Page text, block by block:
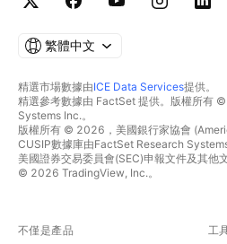
繁體中文
精選市場數據由ICE Data Services提供。
精選參考數據由 FactSet 提供。版權所有
Systems Inc.。
版權所有 © 2026，美國銀行家協會
CUSIP數據庫由FactSet Research
美國證券交易委員會(SEC)申報文件及其他
© 2026 TradingView, Inc.。
不僅是產品 工